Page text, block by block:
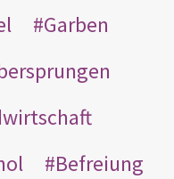
Garben
Befreiung